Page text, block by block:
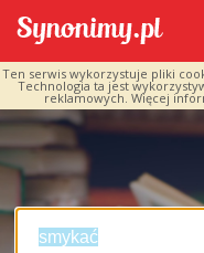
Ten serwis wykorzystuje pliki
Technologia ta jest
reklamowych. Więcej